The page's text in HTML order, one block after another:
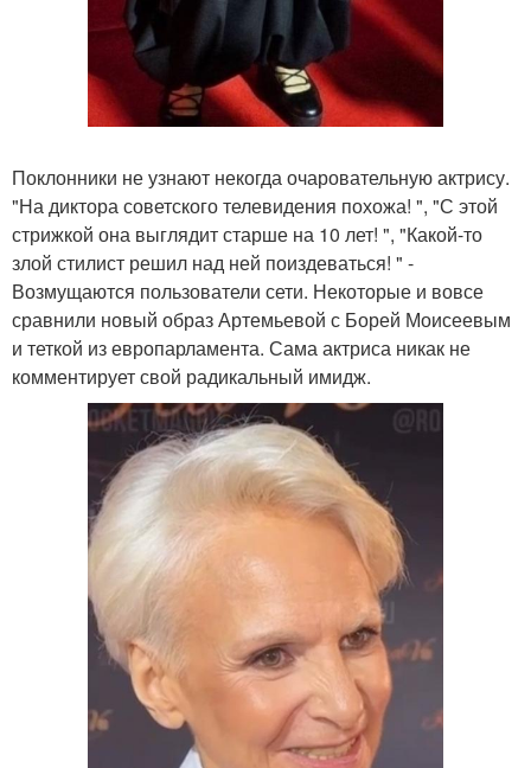
Поклонники не узнают некогда очаровательную актрису.
"На диктора советского телевидения похожа! ", "С этой
стрижкой она выглядит старше на 10 лет! ", "Какой-то
злой стилист решил над ней поиздеваться! " -
Возмущаются пользователи сети. Некоторые и вовсе
сравнили новый образ Артемьевой с Борей Моисеевым
и теткой из европарламента. Сама актриса никак не
комментирует свой радикальный имидж.